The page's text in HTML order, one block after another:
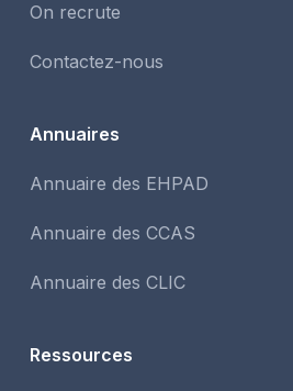
On recrute
Contactez-nous
Annuaires
Annuaire des EHPAD
Annuaire des CCAS
Annuaire des CLIC
Ressources